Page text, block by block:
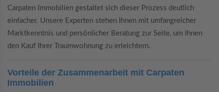
Carpaten Immobilien gestaltet sich dieser Prozess deutlich
einfacher. Unsere Experten stehen Ihnen mit umfangreicher
Marktkenntnis und persönlicher Beratung zur Seite, um Ihnen
den Kauf Ihrer Traumwohnung zu erleichtern.
Vorteile der Zusammenarbeit mit Carpaten
Immobilien